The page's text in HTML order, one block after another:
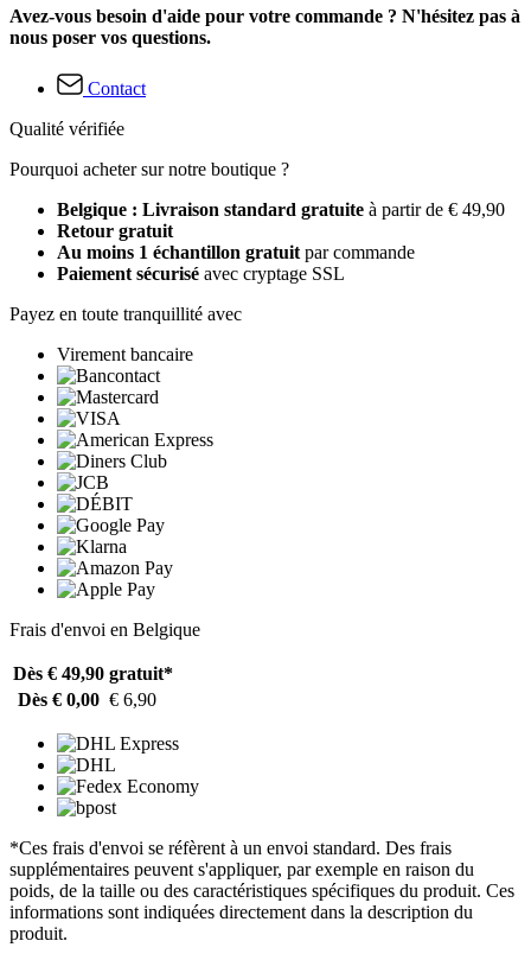
Avez-vous besoin d'aide pour votre commande ? N'hésitez pas à
nous poser vos questions.
Contact
Qualité vérifiée
Pourquoi acheter sur notre boutique ?
Belgique : Livraison standard gratuite à partir de € 49,90
Retour gratuit
Au moins 1 échantillon gratuit par commande
Paiement sécurisé avec cryptage SSL
Payez en toute tranquillité avec
Virement bancaire
Frais d'envoi en Belgique
Dès € 49,90 gratuit*
Dès € 0,00 € 6,90
*Ces frais d'envoi se réfèrent à un envoi standard. Des frais
supplémentaires peuvent s'appliquer, par exemple en raison du
poids, de la taille ou des caractéristiques spécifiques du produit. Ces
informations sont indiquées directement dans la description du
produit.